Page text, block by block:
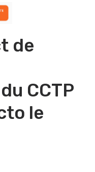
de
CCTP
le